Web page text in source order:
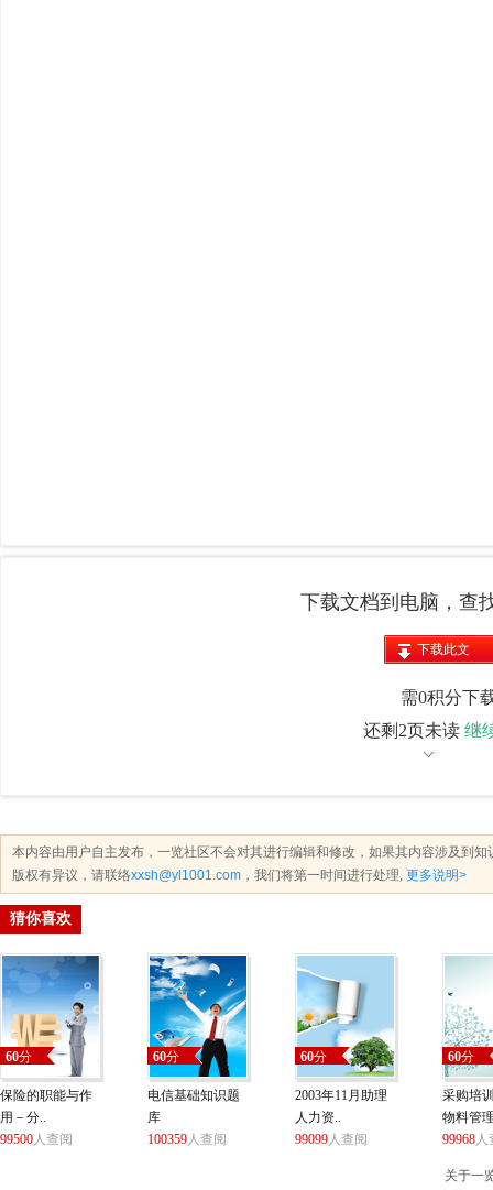
下载文档到电脑，查
下载此文
需0积分下
还剩2页未读 继
本内容由用户自主发布，一览社区不会对其进行编辑和修改，如果其内容涉及到
版权有异议，请联络xxsh@yl1001.com ，我们将第一时间进行处理, 更多说明>
猜你喜欢
60分
保险的职能与作
用－分..
99500人查阅
60分
电信基础知识题
库
100359人查阅
60分
2003年11月助理
人力资..
99099人查阅
60分
采购培
物料管
99968人
关于一